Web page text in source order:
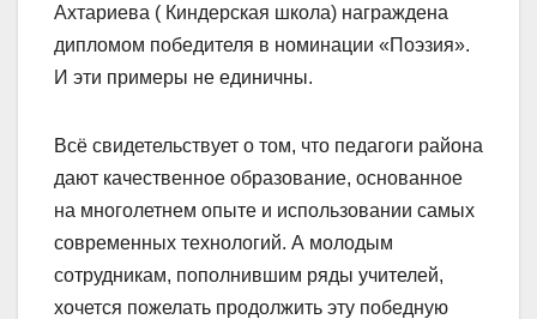
Ахтариева ( Киндерская школа) награждена
дипломом победителя в номинации «Поэзия».
И эти примеры не единичны.
Всё свидетельствует о том, что педагоги района
дают качественное образование, основанное
на многолетнем опыте и использовании самых
современных технологий. А молодым
сотрудникам, пополнившим ряды учителей,
хочется пожелать продолжить эту победную